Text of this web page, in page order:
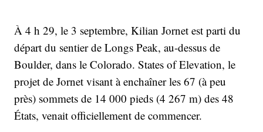
À 4 h 29, le 3 septembre, Kilian Jornet est parti du
départ du sentier de Longs Peak, au-dessus de
Boulder, dans le Colorado. States of Elevation, le
projet de Jornet visant à enchaîner les 67 (à peu
près) sommets de 14 000 pieds (4 267 m) des 48
États, venait officiellement de commencer.